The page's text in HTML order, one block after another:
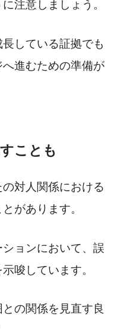
注意しましょう。
している証拠でも
進むための準備が
ことも
対人関係における
があります。
ョンにおいて、誤
唆しています。
の関係を見直す良